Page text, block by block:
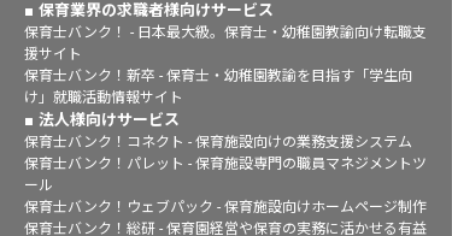
保育業界の求職者様向けサービス
保育士バンク！ - 日本最大級。保育士・幼稚園教諭向け転職支
援サイト
保育士バンク！新卒 - 保育士・幼稚園教諭を目指す「学生向
け」就職活動情報サイト
法人様向けサービス
保育士バンク！コネクト - 保育施設向けの業務支援システム
保育士バンク！パレット - 保育施設専門の職員マネジメントツ
ール
保育士バンク！ウェブパック - 保育施設向けホームページ制作
保育士バンク！総研 - 保育園経営や保育の実務に活かせる有益